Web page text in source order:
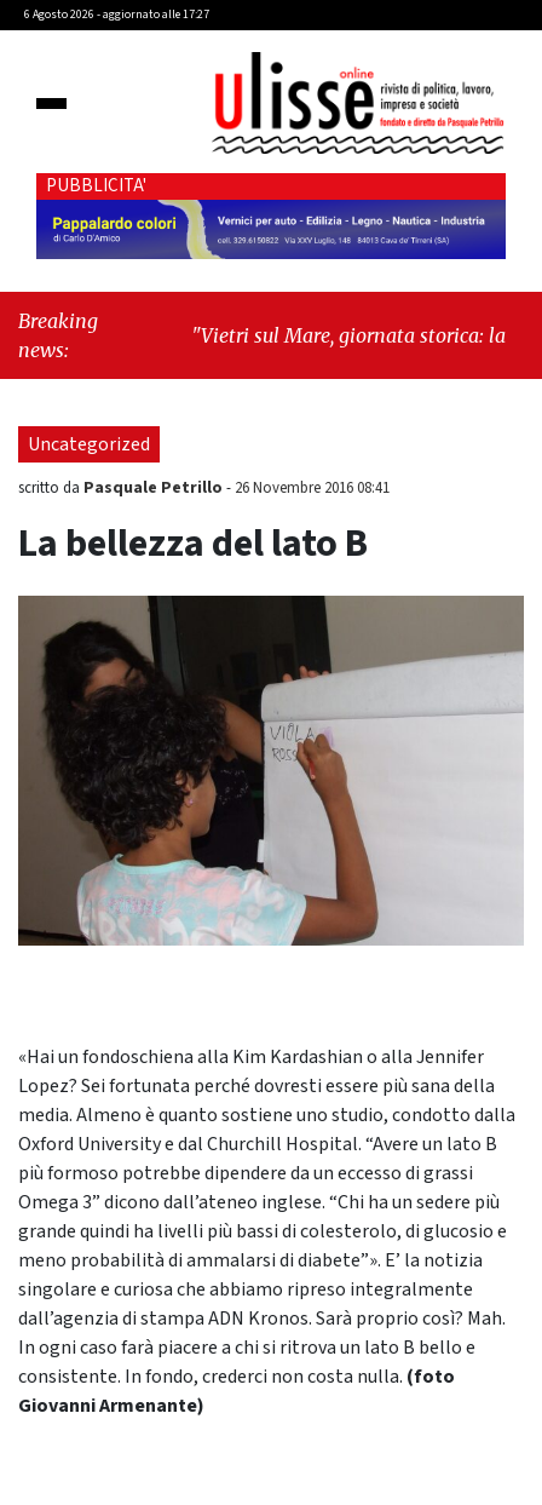
6 Agosto 2026 - aggiornato alle 17:27
PUBBLICITA'
Breaking
news:
"Vietri sul Mare, giornata storica: la ceramica
Uncategorized
scritto da Pasquale Petrillo - 26 Novembre 2016 08:41
La bellezza del lato B
«Hai un fondoschiena alla Kim Kardashian o alla Jennifer
Lopez? Sei fortunata perché dovresti essere più sana della
media. Almeno è quanto sostiene uno studio, condotto dalla
Oxford University e dal Churchill Hospital. “Avere un lato B
più formoso potrebbe dipendere da un eccesso di grassi
Omega 3” dicono dall’ateneo inglese. “Chi ha un sedere più
grande quindi ha livelli più bassi di colesterolo, di glucosio e
meno probabilità di ammalarsi di diabete”». E’ la notizia
singolare e curiosa che abbiamo ripreso integralmente
dall’agenzia di stampa ADN Kronos. Sarà proprio così? Mah.
In ogni caso farà piacere a chi si ritrova un lato B bello e
consistente. In fondo, crederci non costa nulla. (foto
Giovanni Armenante)